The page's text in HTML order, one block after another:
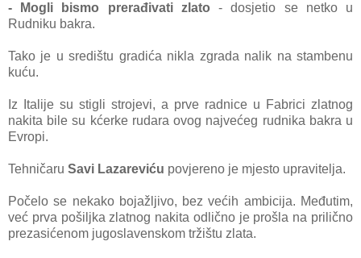
- Mogli bismo prerađivati zlato - dosjetio se netko u
Rudniku bakra.
Tako je u središtu gradića nikla zgrada nalik na stambenu
kuću.
Iz Italije su stigli strojevi, a prve radnice u Fabrici zlatnog
nakita bile su kćerke rudara ovog najvećeg rudnika bakra u
Evropi.
Tehničaru Savi Lazareviću povjereno je mjesto upravitelja.
Počelo se nekako bojažljivo, bez većih ambicija. Međutim,
već prva pošiljka zlatnog nakita odlično je prošla na prilično
prezasićenom jugoslavenskom tržištu zlata.